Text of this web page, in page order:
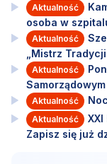
Aktualność
osoba w
Aktualność
„Mistrz
Aktualność
Aktualność
Aktualność
Zapisz się już